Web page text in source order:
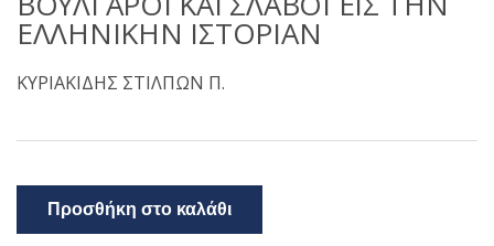
ΕΛΛΗΝΙΚΗΝ ΙΣΤΟΡΙΑΝ
ΚΥΡΙΑΚΙΔΗΣ ΣΤΙΛΠΩΝ Π.
Προσθήκη στο καλάθι